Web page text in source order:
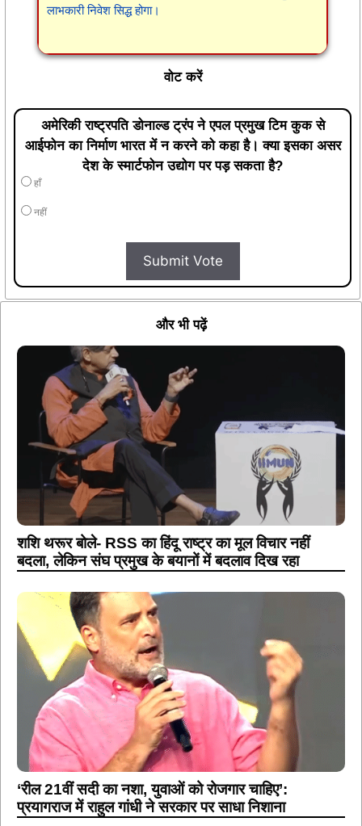
लाभकारी निवेश सिद्ध होगा।
वोट करें
अमेरिकी राष्ट्रपति डोनाल्ड ट्रंप ने एपल प्रमुख टिम कुक से
आईफोन का निर्माण भारत में न करने को कहा है। क्या इसका असर
देश के स्मार्टफोन उद्योग पर पड़ सकता है?
हाँ
नहीं
Submit Vote
और भी पढ़ें
शशि थरूर बोले- RSS का हिंदू राष्ट्र का मूल विचार नहीं
बदला, लेकिन संघ प्रमुख के बयानों में बदलाव दिख रहा
‘रील 21वीं सदी का नशा, युवाओं को रोजगार चाहिए’:
प्रयागराज में राहुल गांधी ने सरकार पर साधा निशाना